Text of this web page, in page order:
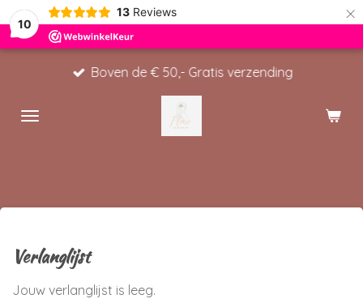
10
13 Reviews ×
Boven de € 50,- Gratis verzending
Verlanglijst
Jouw verlanglijst is leeg.